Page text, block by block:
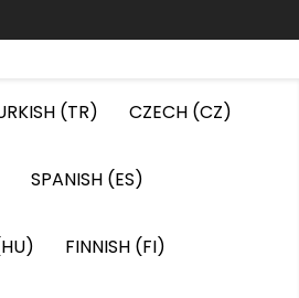
(TR) CZECH (CZ)
SPANISH (ES)
FINNISH (FI)